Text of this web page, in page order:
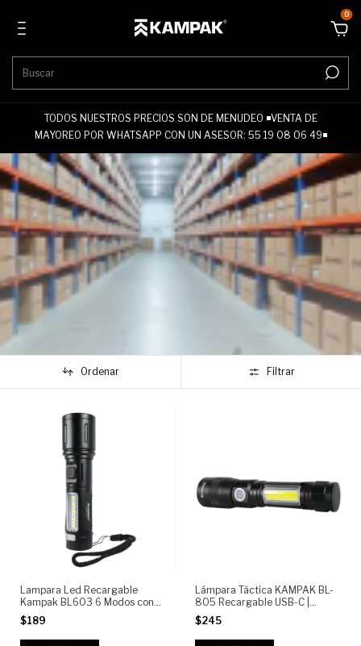
0
TODOS NUESTROS PRECIOS SON DE MENUDEO ◾VENTA DE
MAYOREO POR WHATSAPP CON UN ASESOR: 55 19 08 06 49◾
Ordenar Filtrar
Lampara Led Recargable
Kampak BL603 6 Modos con
Estrobo y Carga Rápida
$189
Lámpara Táctica KAMPAK BL-
805 Recargable USB-C |
Linterna LED Alta Potencia con
Luz COB, UV, 7 Modos, Semi-
Impermeable
$245